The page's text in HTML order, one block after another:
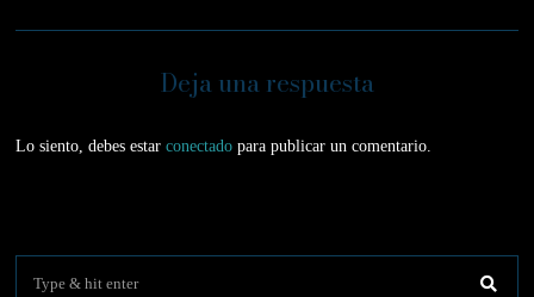
Deja una respuesta
Lo siento, debes estarconectado para publicar un comentario.